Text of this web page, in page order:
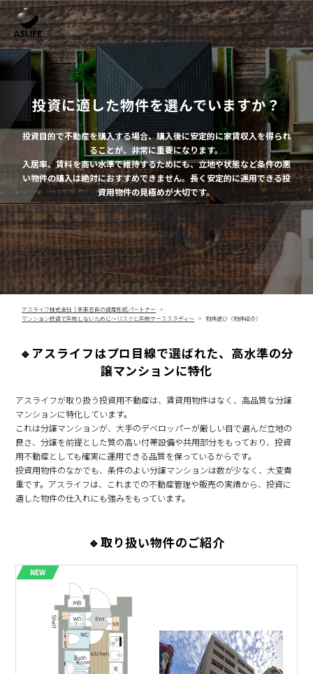
投資に適した物件を選んでいますか？
投資目的で不動産を購入する場合、購入後に安定的に家賃収入を得られ
ることが、非常に重要になります。
入居率、賃料を高い水準で維持するためにも、立地や状態など条件の悪
い物件の購入は絶対におすすめできません。長く安定的に運用できる投
資用物件の見極めが大切です。
アスライフ株式会社｜未来志向の資産形成パートナー
マンション投資で失敗しないために～リスクと失敗ケーススタディ～
物件選び（物件紹介）
🔹アスライフはプロ目線で選ばれた、高水準の分
譲マンションに特化
アスライフが取り扱う投資用不動産は、賃貸用物件はなく、高品質な分譲
マンションに特化しています。
これは分譲マンションが、大手のデベロッパーが厳しい目で選んだ立地の
良さ、分譲を前提とした質の高い付帯設備や共用部分をもっており、投資
用不動産としても確実に運用できる品質を保っているからです。
投資用物件のなかでも、条件のよい分譲マンションは数が少なく、大変貴
重です。アスライフは、これまでの不動産管理や販売の実績から、投資に
適した物件の仕入れにも強みをもっています。
🔹取り扱い物件のご紹介
NEW